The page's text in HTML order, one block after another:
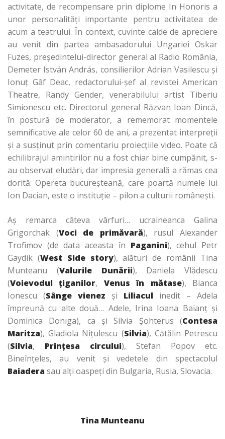
activitate, de recompensare prin diplome In Honoris a
unor personalităţi importante pentru activitatea de
acum a teatrului. În context, cuvinte calde de apreciere
au venit din partea ambasadorului Ungariei Oskar
Fuzes, preşedintelui-director general al Radio România,
Demeter István András, consilierilor Adrian Vasilescu şi
Ionuţ Gâf Deac, redactorului-şef al revistei American
Theatre, Randy Gender, venerabilului artist Tiberiu
Simionescu etc. Directorul general Răzvan Ioan Dincă,
în postură de moderator, a rememorat momentele
semnificative ale celor 60 de ani, a prezentat interpreţii
şi a susţinut prin comentariu proiecţiile video. Poate că
echilibrajul amintirilor nu a fost chiar bine cumpănit, s-
au observat eludări, dar impresia generală a rămas cea
dorită: Opereta bucureşteană, care poartă numele lui
Ion Dacian, este o instituţie – pilon a culturii româneşti.
Aş remarca câteva vârfuri… ucraineanca Galina
Grigorchak (Voci de primăvară), rusul Alexander
Trofimov (de data aceasta în Paganini), cehul Petr
Gaydik (West Side story), alături de românii Tina
Munteanu (Valurile Dunării), Daniela Vlădescu
(Voievodul ţiganilor, Venus în mătase), Bianca
Ionescu (Sânge vienez şi Liliacul inedit – Adela
împreună cu alte două… Adele, Irina Ioana Baianţ şi
Dominica Doniga), ca şi Silvia Şohterus (Contesa
Maritza), Gladiola Niţulescu (Silvia), Cătălin Petrescu
(Silvia, Prinţesa circului), Stefan Popov etc.
Bineînţeles, au venit şi vedetele din spectacolul
Baiaderasau alţi oaspeţi din Bulgaria, Rusia, Slovacia.
Tina Munteanu